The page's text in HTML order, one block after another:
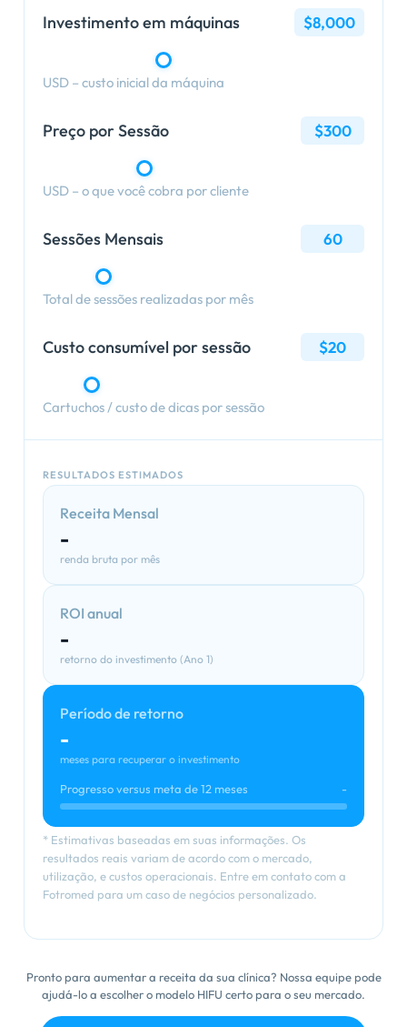
Investimento em máquinas $8,000
USD – custo inicial da máquina
Preço por Sessão $300
USD – o que você cobra por cliente
Sessões Mensais 60
Total de sessões realizadas por mês
Custo consumível por sessão $20
Cartuchos / custo de dicas por sessão
RESULTADOS ESTIMADOS
Receita Mensal
-
renda bruta por mês
ROI anual
-
retorno do investimento (Ano 1)
Período de retorno
-
meses para recuperar o investimento
Progresso versus meta de 12 meses -
* Estimativas baseadas em suas informações. Os
resultados reais variam de acordo com o mercado,
utilização, e custos operacionais. Entre em contato com a
Fotromed para um caso de negócios personalizado.
Pronto para aumentar a receita da sua clínica? Nossa equipe pode
ajudá-lo a escolher o modelo HIFU certo para o seu mercado.